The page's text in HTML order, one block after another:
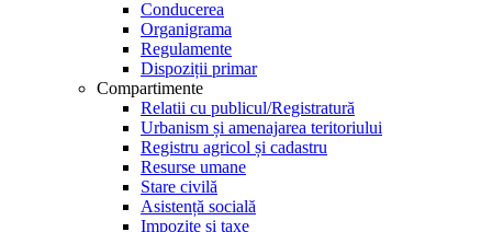
Conducerea
Organigrama
Regulamente
Dispoziții primar
Compartimente
Relatii cu publicul/Registratură
Urbanism și amenajarea teritoriului
Registru agricol și cadastru
Resurse umane
Stare civilă
Asistență socială
Impozite si taxe